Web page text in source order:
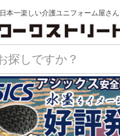
日本一楽しい介護ユニフォーム屋さん